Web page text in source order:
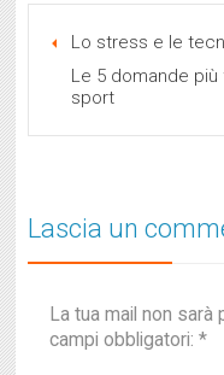
Lo stress e le
Le 5 domande
sport
Lascia un
La tua mail non sarà
campi obbligatori:*